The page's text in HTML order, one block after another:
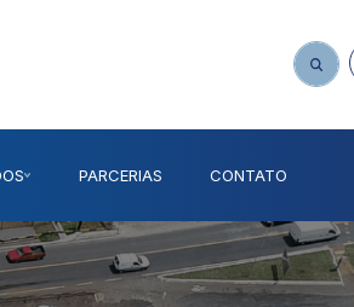
PARCERIAS CONTATO